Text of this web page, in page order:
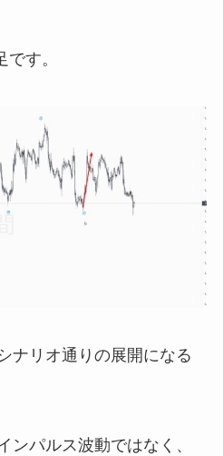
す。
ナリオ通りの展開になる
ンパルス波動ではなく、